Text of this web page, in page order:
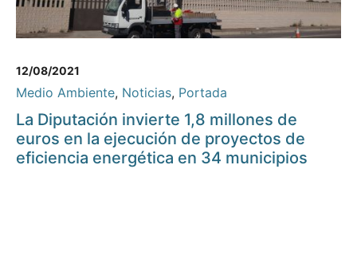
12/08/2021
Medio Ambiente, Noticias, Portada
La Diputación invierte 1,8 millones de
euros en la ejecución de proyectos de
eficiencia energética en 34 municipios